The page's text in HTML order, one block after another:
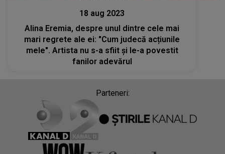
18 aug 2023
Alina Eremia, despre unul dintre cele mai
mari regrete ale ei: "Cum judecă acțiunile
mele". Artista nu s-a sfiit și le-a povestit
fanilor adevărul
Parteneri: